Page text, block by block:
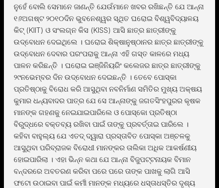
ନୁହେଁ ବୋଲି ସେମାନେ ଜାଣନ୍ତି ଯେଉଁମାନେ ଖବର ରଖିଛନ୍ତି ଯେ ଆନ୍ନା
୧୬ଅଗଷ୍ଟ ୨୦୧୦ଦିନ ଭୁବନେଶ୍ୱର ସ୍ଥିତ ଘରୋଇ ବିଶ୍ୱବିଦ୍ୟାଳୟ
କିଟ୍ (KIIT) ଓ ସଂଲଗ୍ନ କିସ (KISS) ଆସି ଛାତ୍ର ଛାତ୍ରୀଙ୍କୁ
ଉଦ୍ବୋଧନ ଦେଇଥିଲେ । ଘରୋଇ ଶିକ୍ଷାନୁଷ୍ଠାନର ଛାତ୍ର ଛାତ୍ରୀଙ୍କୁ
ଉଦ୍ବୋଧନ ଦେବାର ପରଂପରାକୁ ଆନ୍ନା ଏହି ଗସ୍ତ କାଳରେ ମଧ୍ୟ
ପାଳନ କରିଛନ୍ତି । ଘରୋଇ ଇଞ୍ଜିନିୟରିଂ କଲେଜର ଛାତ୍ର ଛାତ୍ରୀଙ୍କୁ
୨୯ନଭେମ୍ବର ଦିନ ଉଦ୍ବୋଧନ ଦେଇଛନ୍ତି । ତେବେ ପୋସ୍କା
ପ୍ରତିଷ୍ଠାକୁ ବିରୋଧ କରି ଆସୁଥିବା ନବନିର୍ମାଣ ସମିତିର ମୁଖ୍ୟ ଅକ୍ଷୟ
କୁମାର ଧନ୍ୟବାଦର ପାତ୍ର ଯେ ସେ ଆନ୍ନାଙ୍କୁ ଜଗତସିଂହପୁରର କୃଷକ
ମାନଙ୍କ ଗହଣକୁ ନେଇଯାଇପାରିଲେ ଓ ପୋସ୍କୋ ପ୍ରତିଷ୍ଠା
ବିରୁଦ୍ଧରେ ବକ୍ତବ୍ୟ ରଖିବା ପାଇଁ ତାଙ୍କୁ ପ୍ରବର୍ତ୍ତାଇ ପାରିଲେ ।
କହିବା ବାହୁଲ୍ୟ ଯେ ଏତଦ୍ ଦ୍ୱାରା ପ୍ରସ୍ତାବିତ ପୋସ୍କା ଅଞ୍ଚଳକୁ
ଆସୁଥିବା ପରିବ୍ରାଜକ ବିରୋଧୀ ମାନଙ୍କର ତାଲିକା ଅଧିକ ଆକର୍ଷଣୀୟ
ହୋଇପାରିଲା । ଏହା ଭିନ୍ନ କଥା ଯେ ଆନ୍ନା ବିଜୁପଟ୍ଟନାୟକ ବିମାନ
ବନ୍ଦରରେ ଅବତରଣ କରିବା ପରେ ପରେ ତାଙ୍କ ପାଖକୁ ଲାଗି ଆସି
ଫଟୋ ଉଠାଇବା ପାଇଁ କର୍ମୀ ମାନଙ୍କ ମଧ୍ୟରେ ଧସ୍ତାଧସ୍ତିର ଦୃଶ୍ୟ